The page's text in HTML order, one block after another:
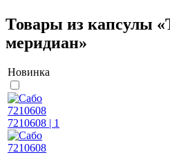
Товары из капсулы «
меридиан»
Новинка